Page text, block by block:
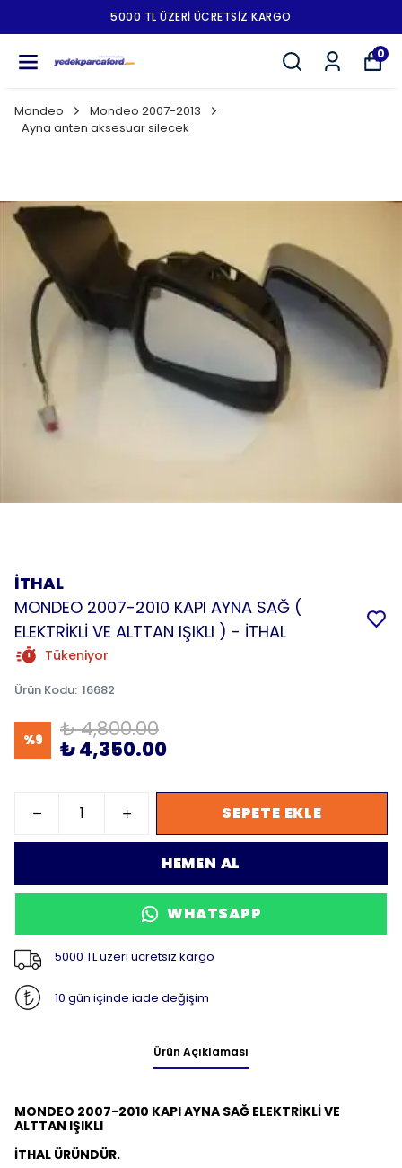
5000 TL ÜZERI ÜCRETSIZ KARGO
0
Mondeo
Mondeo 2007-2013
Ayna anten aksesuar silecek
İTHAL
MONDEO 2007-2010 KAPI AYNA SAĞ (
ELEKTRİKLİ VE ALTTAN IŞIKLI ) - İTHAL
Tükeniyor
Ürün Kodu: 16682
%9 ₺ 4,800.00
₺ 4,350.00
SEPETE EKLE
HEMEN AL
WHATSAPP
5000 TL üzeri ücretsiz kargo
10 gün içinde iade değişim
Ürün Açıklaması
MONDEO 2007-2010 KAPI AYNA SAĞ ELEKTRİKLİ VE
ALTTAN IŞIKLI
İTHAL ÜRÜNDÜR.